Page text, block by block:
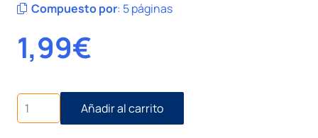
Compuesto por: 5 páginas
1,99€
Juicio
Cambiario
cantidad
Añadir al carrito